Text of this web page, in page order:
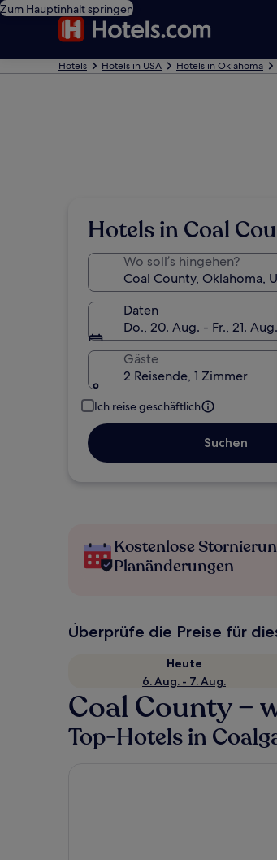
Zum Hauptinhalt springen
Hotels Hotels in USA Hotels in Oklahoma
Hotels in Coal
Wo soll’s hingehen?
Daten
Do., 20. Aug. - Fr., 21. Aug.
Gäste
2 Reisende, 1 Zimmer
Ich reise geschäftlich
Suchen
Kostenlose
Planänderungen
Überprüfe die Preise für
Heute
6. Aug. - 7. Aug.
Coal County –
Top-Hotels in